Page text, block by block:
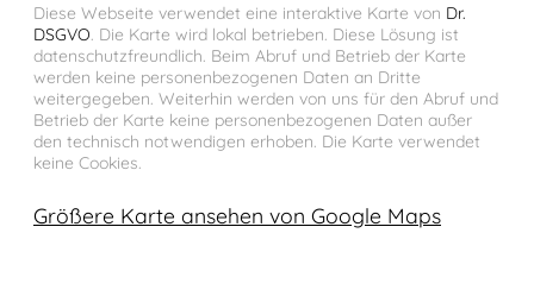
Diese Webseite verwendet eine interaktive Karte von Dr.
DSGVO. Die Karte wird lokal betrieben. Diese Lösung ist
datenschutzfreundlich. Beim Abruf und Betrieb der Karte
werden keine personenbezogenen Daten an Dritte
weitergegeben. Weiterhin werden von uns für den Abruf und
Betrieb der Karte keine personenbezogenen Daten außer
den technisch notwendigen erhoben. Die Karte verwendet
keine Cookies.
Größere Karte ansehen von Google Maps